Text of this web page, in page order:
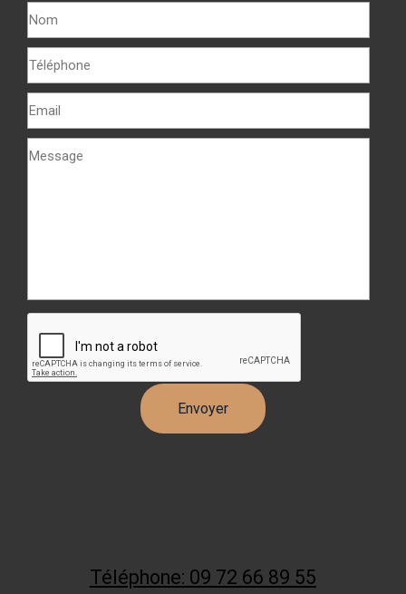
Téléphone: 09 72 66 89 55